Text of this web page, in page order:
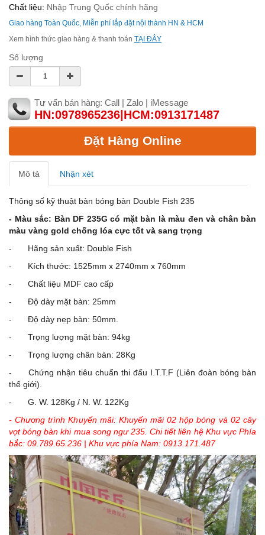
Chất liệu: Nhập Trung Quốc chính hãng
Giao hàng Toàn Quốc, Miễn phí lắp đặt nội thành HN & HCM
Xem hình thức giao hàng & thanh toán TẠI ĐÂY
Số lượng
Tư vấn bán hàng: Call | Zalo | iMessage
HN:0978965236|HCM:0913171487
Đặt Hàng Online
Mô tả Nhận xét
Thông số kỹ thuật bàn bóng bàn Double Fish 235
- Màu sắc: Bàn DF 235G có mặt bàn là màu đen và chân bàn
màu vàng gold chống lóa cực tốt và sang trọng
-
Hãng sản xuất: Double Fish
-
Kích thước: 1525mm x 2740mm x 760mm
-
Chất liệu MDF cao cấp
-
Độ dày mặt bàn: 25mm
-
Độ dày nẹp bàn: 50mm.
-
Trọng lượng mặt bàn: 94kg
-
Trọng lượng chân bàn: 28Kg
-
Chứng nhận tiêu chuẩn thi đấu I.T.T.F (Liên đoàn bóng bàn
thế giới).
-
G. W. 128Kg / N. W. 122Kg
- Chương trình Khuyến mãi: Khuyến mãi 02 hộp bóng và 02 cây
vợt bóng bàn khi mua song ngư 235. Chi tiết liên hệ Khu vực Phía
bắc: 09.789.65.236 | Khu vực phía Nam: 0913.171.487